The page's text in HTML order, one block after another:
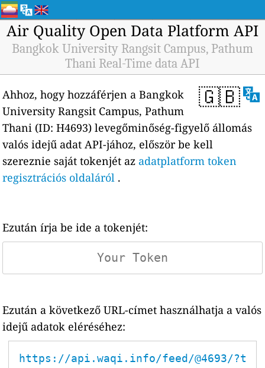
Air Quality Open Data Platform API
Bangkok University Rangsit Campus, Pathum
Thani Real-Time data API
🇬🇧
Ahhoz, hogy hozzáférjen a Bangkok
University Rangsit Campus, Pathum
Thani (ID: H4693) levegőminőség-figyelő állomás
valós idejű adat API-jához, először be kell
szereznie saját tokenjét az adatplatform token
regisztrációs oldaláról .
Ezután írja be ide a tokenjét:
Ezután a következő URL-címet használhatja a valós
idejű adatok eléréséhez:
https://api.waqi.info/feed/@4693/?t